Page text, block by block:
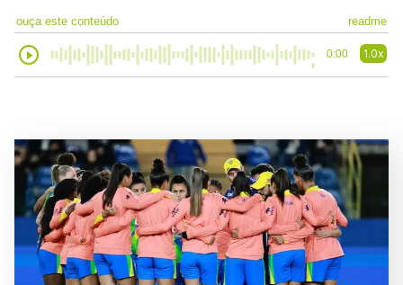
ouça este conteúdo readme
0:00 1.0x